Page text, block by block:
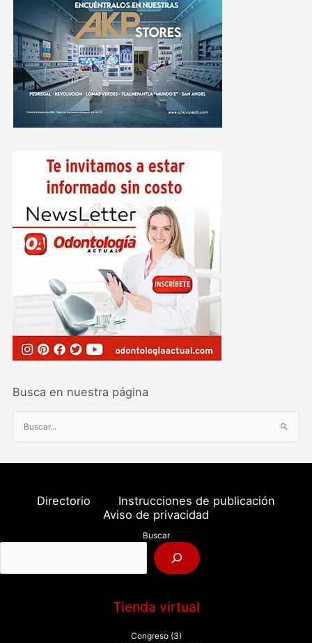
Busca en nuestra página
u
s
o
:
Directorio
Instrucciones de publicación
Aviso de privacidad
Buscar
Tienda virtual
Congreso (3)